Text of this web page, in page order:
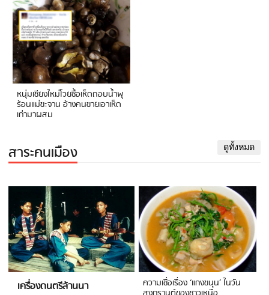
หนุ่มเชียงใหม่โวยซื้อเห็ดถอบน้ำพุ
ร้อนแม่ขะจาน อ้างคนขายเอาเห็ด
เก่ามาผสม
สาระคนเมือง ดูทั้งหมด
เครื่องดนตรีล้านนา ความเชื่อเรื่อง ‘แกงขนุน’ ในวัน